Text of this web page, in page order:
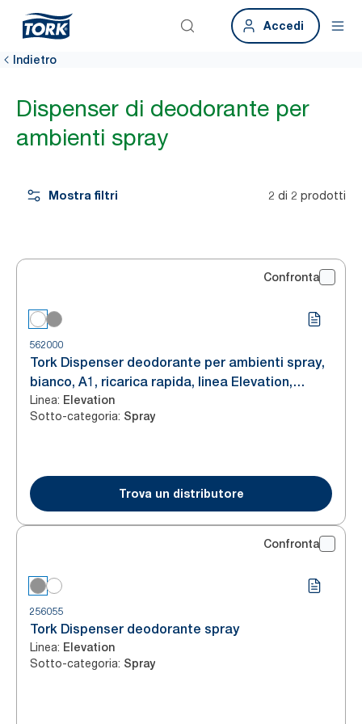
Accedi
Indietro
Dispenser di deodorante per
ambienti spray
Mostra filtri 2 di 2 prodotti
Confronta
562000
Tork Dispenser deodorante per ambienti spray,
bianco, A1, ricarica rapida, linea Elevation,
562000, 6 confezioni
Linea: Elevation
Sotto-categoria: Spray
Trova un distributore
Confronta
256055
Tork Dispenser deodorante spray
Linea: Elevation
Sotto-categoria: Spray